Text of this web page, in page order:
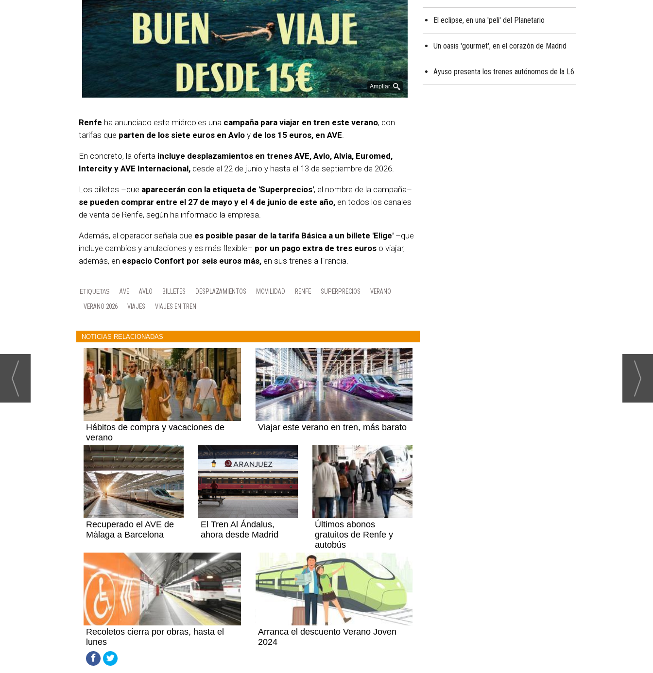
Ampliar
Renfe ha anunciado este miércoles una campaña para viajar en tren este verano, con
tarifas que parten de los siete euros en Avlo y de los 15 euros, en AVE.
En concreto, la oferta incluye desplazamientos en trenes AVE, Avlo, Alvia, Euromed,
Intercity y AVE Internacional, desde el 22 de junio y hasta el 13 de septiembre de 2026.
Los billetes –que aparecerán con la etiqueta de 'Superprecios', el nombre de la campaña–
se pueden comprar entre el 27 de mayo y el 4 de junio de este año, en todos los canales
de venta de Renfe, según ha informado la empresa.
Además, el operador señala que es posible pasar de la tarifa Básica a un billete 'Elige' –que
incluye cambios y anulaciones y es más flexible– por un pago extra de tres euros o viajar,
además, en espacio Confort por seis euros más, en sus trenes a Francia.
AVE AVLO BILLETES DESPLAZAMIENTOS MOVILIDAD RENFE SUPERPRECIOS
VERANO
VERANO 2026
VIAJES VIAJES EN TREN
NOTICIAS RELACIONADAS
Hábitos de compra y vacaciones de
verano
Viajar este verano en tren, más barato
Recuperado el AVE de
Málaga a Barcelona
El Tren Al Ándalus,
ahora desde Madrid
Últimos abonos
gratuitos de Renfe y
autobús
Recoletos cierra por obras, hasta el
lunes
Arranca el descuento Verano Joven
2024
El eclipse, en una 'peli' del Planetario
Un oasis 'gourmet', en el corazón de Madrid
Ayuso presenta los trenes autónomos de la L6